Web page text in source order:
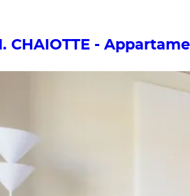
CHAIOTTE -